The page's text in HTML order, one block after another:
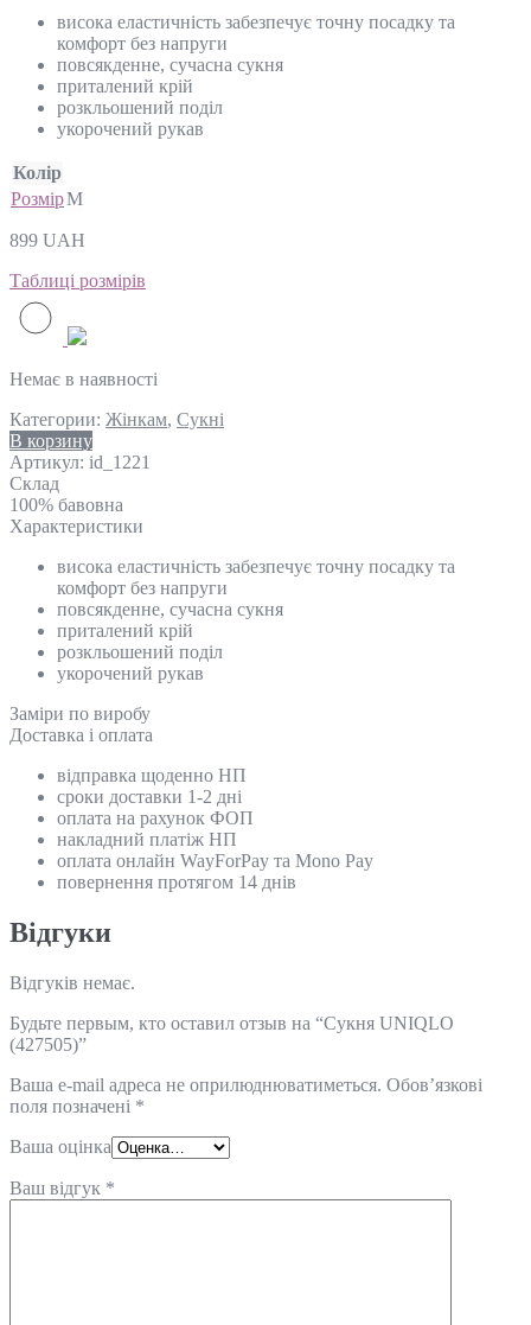
висока еластичність забезпечує точну посадку та
комфорт без напруги
повсякденне, сучасна сукня
приталений крій
розкльошений поділ
укорочений рукав
Колір
РозмірM
899 UAH
Таблиці розмірів
Немає в наявності
Категории: Жінкам, Сукні
В корзину
Артикул: id_1221
Склад
100% бавовна
Характеристики
висока еластичність забезпечує точну посадку та
комфорт без напруги
повсякденне, сучасна сукня
приталений крій
розкльошений поділ
укорочений рукав
Замiри по виробу
Доставка і оплата
відправка щоденно НП
сроки доставки 1-2 дні
оплата на рахунок ФОП
накладний платіж НП
оплата онлайн WayForPay та Mono Pay
повернення протягом 14 днів
Відгуки
Відгуків немає.
Будьте первым, кто оставил отзыв на “Сукня UNIQLO
(427505)”
Ваша e-mail адреса не оприлюднюватиметься. Обов’язкові
поля позначені *
Ваша оцінка
Ваш відгук *